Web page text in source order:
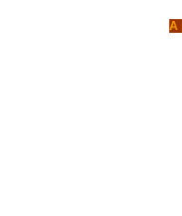
A